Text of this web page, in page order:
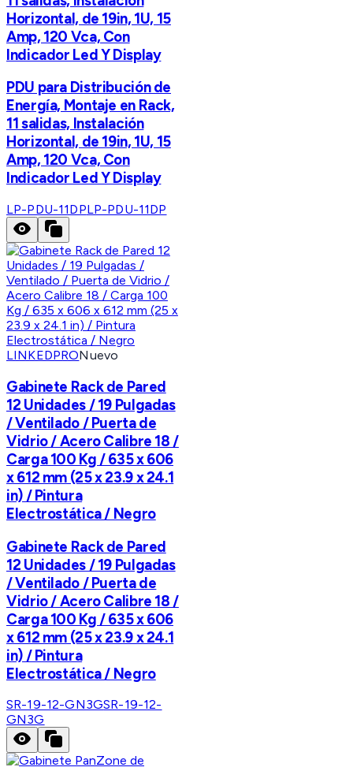
Horizontal, de 19in, 1U, 15
Amp, 120 Vca, Con
Indicador Led Y Display
PDU para Distribución de
Energía, Montaje en Rack,
11 salidas, Instalación
Horizontal, de 19in, 1U, 15
Amp, 120 Vca, Con
Indicador Led Y Display
LP-PDU-11DPLP-PDU-11DP
LINKEDPRONuevo
Gabinete Rack de Pared
12 Unidades / 19 Pulgadas
/ Ventilado / Puerta de
Vidrio / Acero Calibre 18 /
Carga 100 Kg / 635 x 606
x 612 mm (25 x 23.9 x 24.1
in) / Pintura
Electrostática / Negro
Gabinete Rack de Pared
12 Unidades / 19 Pulgadas
/ Ventilado / Puerta de
Vidrio / Acero Calibre 18 /
Carga 100 Kg / 635 x 606
x 612 mm (25 x 23.9 x 24.1
in) / Pintura
Electrostática / Negro
SR-19-12-GN3GSR-19-12-
GN3G